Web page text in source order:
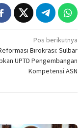
Pos berikutnya
Birokrasi: Sulbar
UPTD Pengembangan
Kompetensi ASN